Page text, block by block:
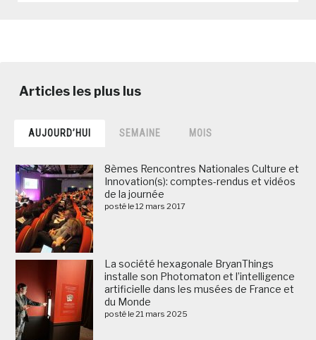
AUJOURD’HUI SEMAINE MOIS
8èmes Rencontres Nationales Culture et
Innovation(s): comptes-rendus et vidéos
de la journée
posté le 12 mars 2017
La société hexagonale BryanThings
installe son Photomaton et l’intelligence
artificielle dans les musées de France et
du Monde
posté le 21 mars 2025